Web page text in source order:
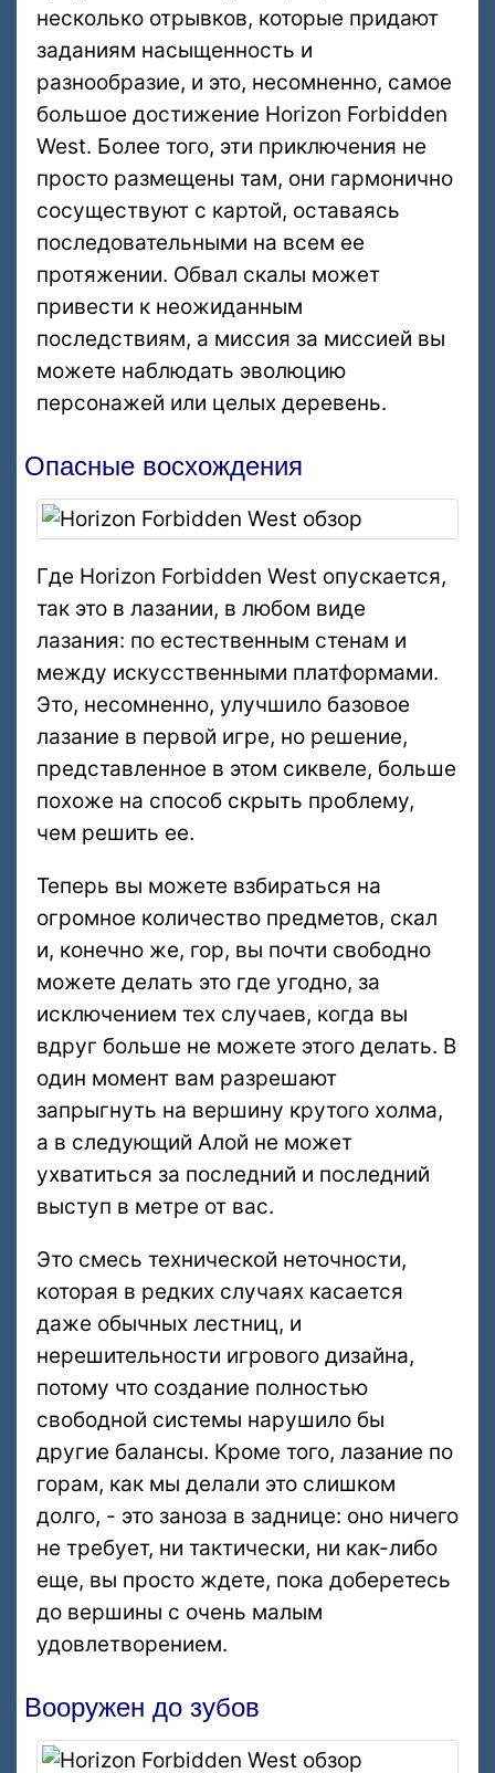
несколько отрывков, которые придают
заданиям насыщенность и
разнообразие, и это, несомненно, самое
большое достижение Horizon Forbidden
West. Более того, эти приключения не
просто размещены там, они гармонично
сосуществуют с картой, оставаясь
последовательными на всем ее
протяжении. Обвал скалы может
привести к неожиданным
последствиям, а миссия за миссией вы
можете наблюдать эволюцию
персонажей или целых деревень.
Опасные восхождения
Где Horizon Forbidden West опускается,
так это в лазании, в любом виде
лазания: по естественным стенам и
между искусственными платформами.
Это, несомненно, улучшило базовое
лазание в первой игре, но решение,
представленное в этом сиквеле, больше
похоже на способ скрыть проблему,
чем решить ее.
Теперь вы можете взбираться на
огромное количество предметов, скал
и, конечно же, гор, вы почти свободно
можете делать это где угодно, за
исключением тех случаев, когда вы
вдруг больше не можете этого делать. В
один момент вам разрешают
запрыгнуть на вершину крутого холма,
а в следующий Алой не может
ухватиться за последний и последний
выступ в метре от вас.
Это смесь технической неточности,
которая в редких случаях касается
даже обычных лестниц, и
нерешительности игрового дизайна,
потому что создание полностью
свободной системы нарушило бы
другие балансы. Кроме того, лазание по
горам, как мы делали это слишком
долго, - это заноза в заднице: оно ничего
не требует, ни тактически, ни как-либо
еще, вы просто ждете, пока доберетесь
до вершины с очень малым
удовлетворением.
Вооружен до зубов